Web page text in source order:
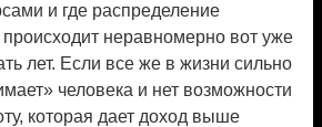
и где распределение
неравномерно вот уже
лет. Если все же в жизни сильно
человека и нет возможности
которая дает доход выше